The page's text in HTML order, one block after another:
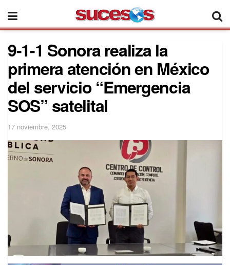
9-1-1 Sonora realiza la
primera atención en México
del servicio “Emergencia
SOS” satelital
17 noviembre, 2025